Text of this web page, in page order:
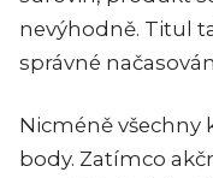
nevýhodně. Titul
správné
Nicméně všechny
body. Zatímco